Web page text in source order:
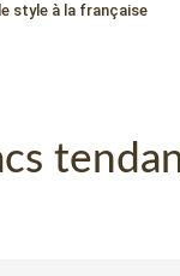
style à la française